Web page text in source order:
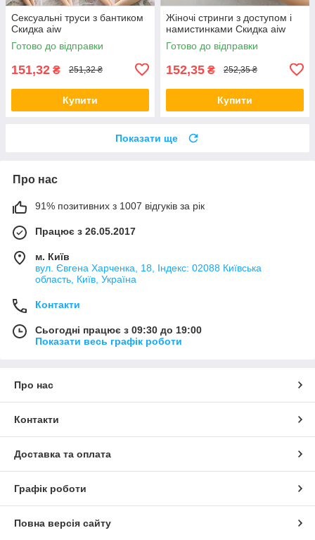
Сексуальні труси з бантиком
Скидка aiw
Готово до відправки
151,32 ₴ 251,32 ₴
Купити
Жіночі стринги з доступом і
намистинками Скидка aiw
Готово до відправки
152,35 ₴ 252,35 ₴
Купити
Показати ще
Про нас
91% позитивних з 1007 відгуків за рік
Працює з 26.05.2017
м. Київ
вул. Євгена Харченка, 18, Індекс: 02088 Київська
область, Київ, Україна
Контакти
Сьогодні працює з 09:30 до 19:00
Показати весь графік роботи
Про нас
Контакти
Доставка та оплата
Графік роботи
Повна версія сайту